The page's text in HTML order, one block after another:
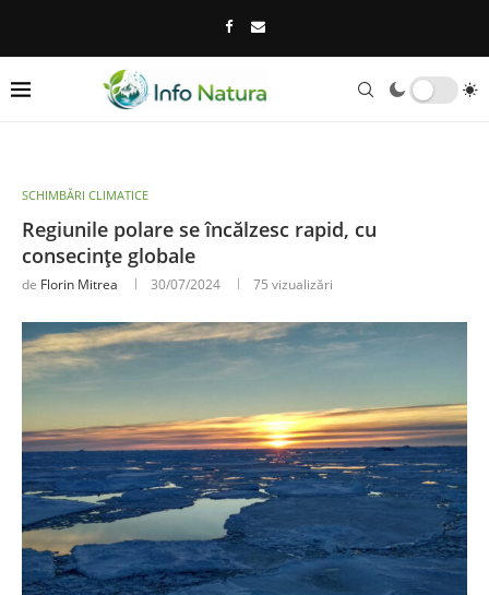
SCHIMBĂRI CLIMATICE
Regiunile polare se încălzesc rapid, cu
consecințe globale
de Florin Mitrea 30/07/2024 75 vizualizări